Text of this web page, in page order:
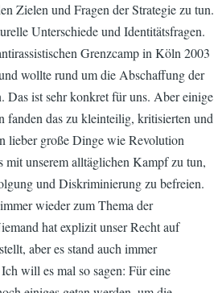
Zielen und Fragen der Strategie zu tun.
Unterschiede und Identitätsfragen.
Grenzcamp in Köln 2003
wollte rund um die Abschaffung der
Das ist sehr konkret für uns. Aber einige
fanden das zu kleinteilig, kritisierten und
lieber große Dinge wie Revolution
mit unserem alltäglichen Kampf zu tun,
und Diskriminierung zu befreien.
wieder zum Thema der
hat explizit unser Recht auf
aber es stand auch immer
will es mal so sagen: Für eine